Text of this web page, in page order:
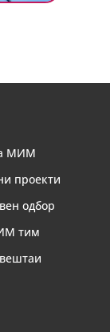
МИМ
проекти
одбор
тим